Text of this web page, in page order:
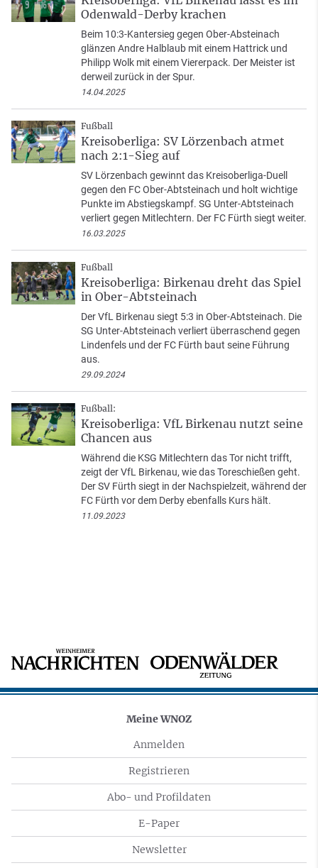
Odenwald-Derby krachen
Beim 10:3-Kantersieg gegen Ober-Absteinach
glänzen Andre Halblaub mit einem Hattrick und
Philipp Wolk mit einem Viererpack. Der Meister ist
derweil zurück in der Spur.
14.04.2025
Fußball
Kreisoberliga: SV Lörzenbach atmet
nach 2:1-Sieg auf
SV Lörzenbach gewinnt das Kreisoberliga-Duell
gegen den FC Ober-Abtsteinach und holt wichtige
Punkte im Abstiegskampf. SG Unter-Abtsteinach
verliert gegen Mitlechtern. Der FC Fürth siegt weiter.
16.03.2025
Fußball
Kreisoberliga: Birkenau dreht das Spiel
in Ober-Abtsteinach
Der VfL Birkenau siegt 5:3 in Ober-Abtsteinach. Die
SG Unter-Abtsteinach verliert überraschend gegen
Lindenfels und der FC Fürth baut seine Führung
aus.
29.09.2024
Fußball:
Kreisoberliga: VfL Birkenau nutzt seine
Chancen aus
Während die KSG Mitlechtern das Tor nicht trifft,
zeigt der VfL Birkenau, wie das Toreschießen geht.
Der SV Fürth siegt in der Nachspielzeit, während der
FC Fürth vor dem Derby ebenfalls Kurs hält.
11.09.2023
Meine WNOZ
Anmelden
Registrieren
Abo- und Profildaten
E-Paper
Newsletter